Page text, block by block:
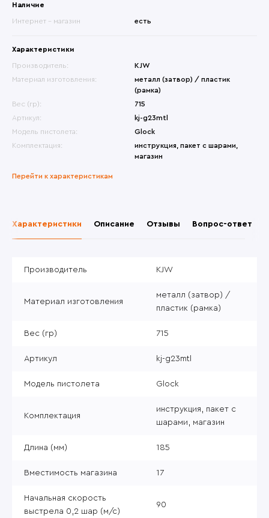
Наличие
Интернет - магазин есть
Характеристики
Производитель:
KJW
Материал изготовления:
металл (затвор) / пластик
(рамка)
Вес (гр):
715
Артикул:
kj-g23mtl
Модель пистолета:
Glock
Комплектация:
инструкция, пакет с шарами,
магазин
Перейти к характеристикам
Характеристики Описание Отзывы Вопрос-ответ
Производитель KJW
Материал изготовления
металл (затвор) /
пластик (рамка)
Вес (гр) 715
Артикул kj-g23mtl
Модель пистолета Glock
Комплектация
инструкция, пакет с
шарами, магазин
Длина (мм) 185
Вместимость магазина 17
Начальная скорость
выстрела 0,2 шар (м/с)
90